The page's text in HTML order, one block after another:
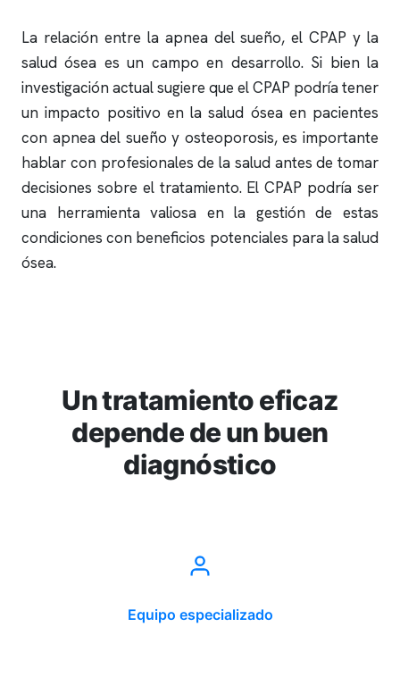
La relación entre la apnea del sueño, el CPAP y la
salud ósea es un campo en desarrollo. Si bien la
investigación actual sugiere que el CPAP podría tener
un impacto positivo en la salud ósea en pacientes
con apnea del sueño y osteoporosis, es importante
hablar con profesionales de la salud antes de tomar
decisiones sobre el tratamiento. El CPAP podría ser
una herramienta valiosa en la gestión de estas
condiciones con beneficios potenciales para la salud
ósea.
Un tratamiento eficaz
depende de un buen
diagnóstico
Equipo especializado